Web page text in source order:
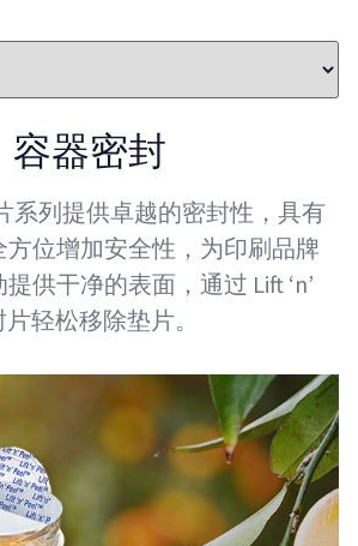
容器密封
系列提供卓越的密封性，具有
位增加安全性，为印刷品牌
供干净的表面，通过 Lift ‘n’
轻松移除垫片。